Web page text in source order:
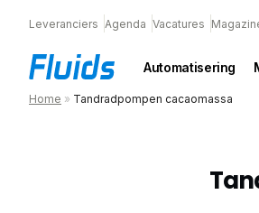
Leveranciers Agenda Vacatures
Automatisering
Home » Tandradpompen cacaomassa